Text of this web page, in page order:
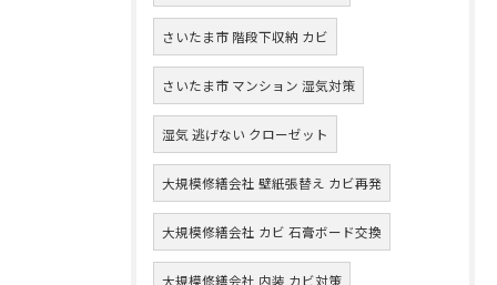
さいたま市 階段下収納 カビ
さいたま市 マンション 湿気対策
湿気 逃げない クローゼット
大規模修繕会社 壁紙張替え カビ再発
大規模修繕会社 カビ 石膏ボード交換
大規模修繕会社 内装 カビ対策